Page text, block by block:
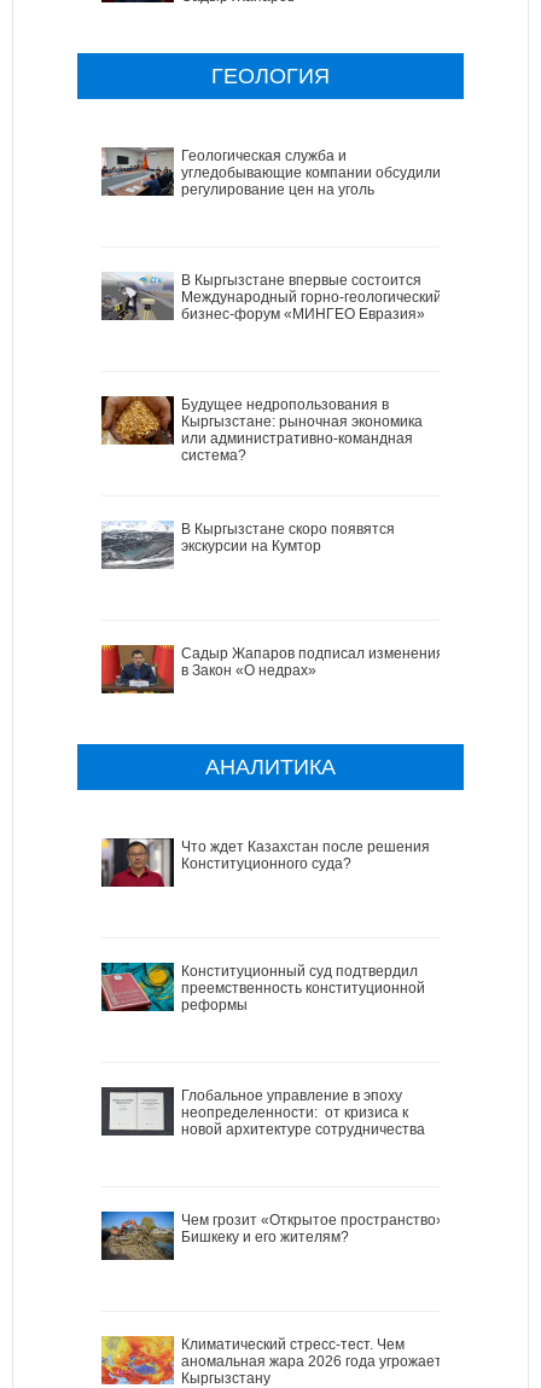
ГЕОЛОГИЯ
Геологическая служба и
угледобывающие компании обсудили
регулирование цен на уголь
В Кыргызстане впервые состоится
Международный горно-геологический
бизнес-форум «МИНГЕО Евразия»
Будущее недропользования в
Кыргызстане: рыночная экономика
или административно-командная
система?
В Кыргызстане скоро появятся
экскурсии на Кумтор
Садыр Жапаров подписал изменения
в Закон «О недрах»
АНАЛИТИКА
Что ждет Казахстан после решения
Конституционного суда?
Конституционный суд подтвердил
преемственность конституционной
реформы
Глобальное управление в эпоху
неопределенности: от кризиса к
новой архитектуре сотрудничества
Чем грозит «Открытое пространство»
Бишкеку и его жителям?
Климатический стресс-тест. Чем
аномальная жара 2026 года угрожает
Кыргызстану